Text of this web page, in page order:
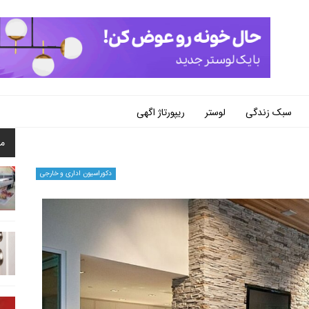
سبک زندگی لوستر ریپورتاژ اگهی
دکوراسیون اداری و خارجی